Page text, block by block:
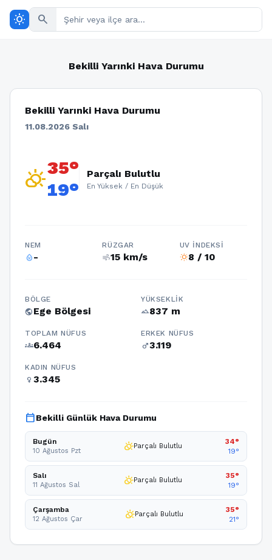
wb_sunny search
Bekilli Yarınki Hava Durumu
Bekilli Yarınki Hava Durumu
11.08.2026 Salı
partly_cloudy_day35°
19°
Parçalı Bulutlu
En Yüksek / En Düşük
NEM
humidity_percentage-
RÜZGAR
air15 km/s
UV İNDEKSI
wb_sunny8 / 10
BÖLGE
publicEge Bölgesi
YÜKSEKLIK
terrain837 m
TOPLAM NÜFUS
groups6.464
ERKEK NÜFUS
male3.119
KADIN NÜFUS
female 3.345
calendar_todayBekilli Günlük Hava Durumu
Bugün
10 Ağustos Pzt partly_cloudy_dayParçalı Bulutlu
34°
19°
Salı
11 Ağustos Sal partly_cloudy_dayParçalı Bulutlu
35°
19°
Çarşamba
12 Ağustos Çar partly_cloudy_dayParçalı Bulutlu
35°
21°